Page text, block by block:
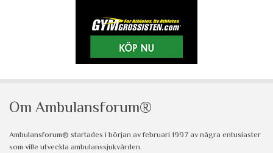
Om Ambulansforum®
Ambulansforum® startades i början av februari 1997 av några entusiaster
som ville utveckla ambulanssjukvården.